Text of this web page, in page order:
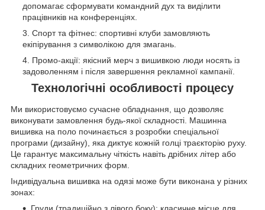
допомагає сформувати командний дух та виділити
працівників на конференціях.
Спорт та фітнес: спортивні клуби замовляють
екіпірування з символікою для змагань.
Промо-акції: якісний мерч з вишивкою люди носять із
задоволенням і після завершення рекламної кампанії.
Технологічні особливості процесу
Ми використовуємо сучасне обладнання, що дозволяє
виконувати замовлення будь-якої складності. Машинна
вишивка на поло починається з розробки спеціальної
програми (дизайну), яка диктує кожній голці траєкторію руху.
Це гарантує максимальну чіткість навіть дрібних літер або
складних геометричних форм.
Індивідуальна вишивка на одязі може бути виконана у різних
зонах:
Груди (традиційно з лівого боку): класичне місце для